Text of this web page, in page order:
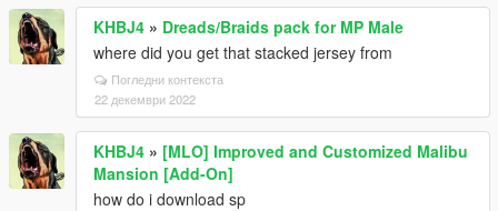
KHBJ4 » Dreads/Braids pack for MP Male
where did you get that stacked jersey from
Погледни контекста
22 декември 2022
KHBJ4 » [MLO] Improved and Customized Malibu
Mansion [Add-On]
how do i download sp